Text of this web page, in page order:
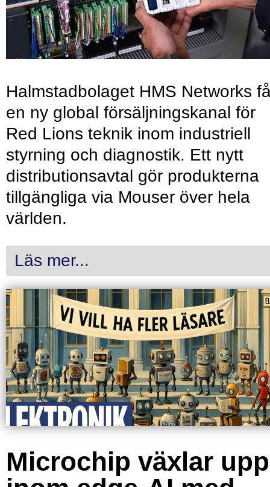
Halmstadbolaget HMS Networks
en ny global försäljningskanal för
Red Lions teknik inom industriell
styrning och diagnostik. Ett nytt
distributionsavtal gör produkterna
tillgängliga via Mouser över hela
världen.
Läs mer...
Microchip växlar upp